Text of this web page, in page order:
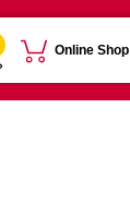
Online Shop